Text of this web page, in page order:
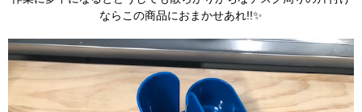
ならこの商品におまかせあれ!!✨